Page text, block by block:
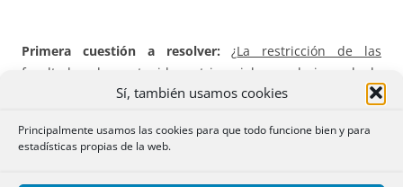
Sí, también usamos cookies
Principalmente usamos las cookies para que todo funcione bien y para
estadísticas propias de la web.
Primera cuestión a resolver: ¿La restricción de las
facultades de contenido patrimonial que derivan de la
declaración del concurso se extienden también a la
aplicación lo dispuesto en los arts. 40 y 48 de la Ley